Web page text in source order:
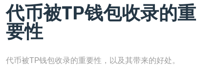
代币被TP钱包收录的重
要性
代币被TP钱包收录的重要性，以及其带来的好处。